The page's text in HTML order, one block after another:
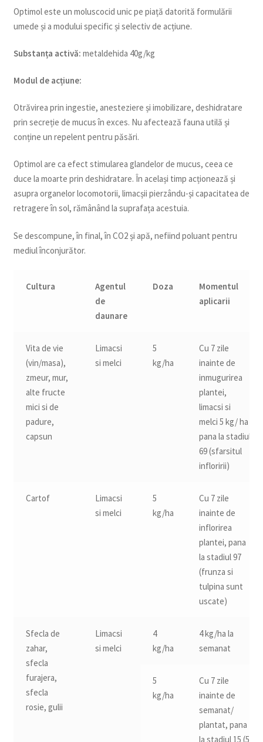
Optimol este un moluscocid unic pe piață datorită formulării
umede și a modului specific și selectiv de acțiune.
Substanța activă: metaldehida 40g/kg
Modul de acțiune:
Otrăvirea prin ingestie, anesteziere și imobilizare, deshidratare
prin secreție de mucus în exces. Nu afectează fauna utilă și
conține un repelent pentru păsări.
Optimol are ca efect stimularea glandelor de mucus, ceea ce
duce la moarte prin deshidratare. În același timp acționează și
asupra organelor locomotorii, limacșii pierzându-și capacitatea de
retragere în sol, rămânând la suprafața acestuia.
Se descompune, în final, în CO2 și apă, nefiind poluant pentru
mediul înconjurător.
Cultura
Agentul
de
daunare
Doza
Momentul
aplicarii
Vita de vie
(vin/masa),
zmeur, mur,
alte fructe
mici si de
padure,
capsun
Limacsi
si melci
5
kg/ha
Cu 7 zile
inainte de
inmugurirea
plantei,
limacsi si
melci 5 kg/ ha
pana la stadiul
69 (sfarsitul
infloririi)
Cartof
Limacsi
si melci
5
kg/ha
Cu 7 zile
inainte de
inflorirea
plantei, pana
la stadiul 97
(frunza si
tulpina sunt
uscate)
Sfecla de
zahar,
sfecla
furajera,
sfecla
rosie, gulii
Limacsi
si melci
4
kg/ha
4 kg/ha la
semanat
5
kg/ha
Cu 7 zile
inainte de
semanat/
plantat, pana
la stadiul 15 (5